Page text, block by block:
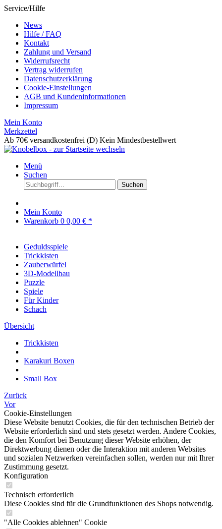
Service/Hilfe
News
Hilfe / FAQ
Kontakt
Zahlung und Versand
Widerrufsrecht
Vertrag widerrufen
Datenschutzerklärung
Cookie-Einstellungen
AGB und Kundeninformationen
Impressum
Mein Konto
Merkzettel
Ab 70€ versandkostenfrei (D) Kein Mindestbestellwert
Menü
Suchen
Suchen
Mein Konto
Warenkorb 0 0,00 € *
Geduldsspiele
Trickkisten
Zauberwürfel
3D-Modellbau
Puzzle
Spiele
Für Kinder
Schach
Übersicht
Trickkisten
Karakuri Boxen
Small Box
Zurück
Vor
Cookie-Einstellungen
Diese Website benutzt Cookies, die für den technischen Betrieb der
Website erforderlich sind und stets gesetzt werden. Andere Cookies,
die den Komfort bei Benutzung dieser Website erhöhen, der
Direktwerbung dienen oder die Interaktion mit anderen Websites
und sozialen Netzwerken vereinfachen sollen, werden nur mit Ihrer
Zustimmung gesetzt.
Konfiguration
Technisch erforderlich
Diese Cookies sind für die Grundfunktionen des Shops notwendig.
"Alle Cookies ablehnen" Cookie